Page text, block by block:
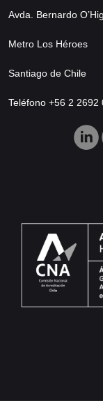
Avda. Bernardo
Metro Los Héroes
Santiago de Chile
Teléfono +56 2 2692